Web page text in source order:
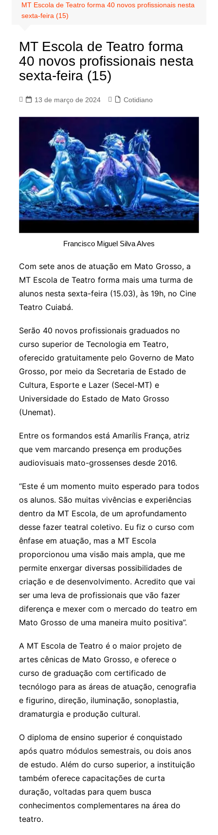
MT Escola de Teatro forma 40 novos profissionais nesta
sexta-feira (15)
MT Escola de Teatro forma
40 novos profissionais nesta
sexta-feira (15)
13 de março de 2024 Cotidiano
Francisco Miguel Silva Alves
Com sete anos de atuação em Mato Grosso, a
MT Escola de Teatro forma mais uma turma de
alunos nesta sexta-feira (15.03), às 19h, no Cine
Teatro Cuiabá.
Serão 40 novos profissionais graduados no
curso superior de Tecnologia em Teatro,
oferecido gratuitamente pelo Governo de Mato
Grosso, por meio da Secretaria de Estado de
Cultura, Esporte e Lazer (Secel-MT) e
Universidade do Estado de Mato Grosso
(Unemat).
Entre os formandos está Amarílis França, atriz
que vem marcando presença em produções
audiovisuais mato-grossenses desde 2016.
“Este é um momento muito esperado para todos
os alunos. São muitas vivências e experiências
dentro da MT Escola, de um aprofundamento
desse fazer teatral coletivo. Eu fiz o curso com
ênfase em atuação, mas a MT Escola
proporcionou uma visão mais ampla, que me
permite enxergar diversas possibilidades de
criação e de desenvolvimento. Acredito que vai
ser uma leva de profissionais que vão fazer
diferença e mexer com o mercado do teatro em
Mato Grosso de uma maneira muito positiva”.
A MT Escola de Teatro é o maior projeto de
artes cênicas de Mato Grosso, e oferece o
curso de graduação com certificado de
tecnólogo para as áreas de atuação, cenografia
e figurino, direção, iluminação, sonoplastia,
dramaturgia e produção cultural.
O diploma de ensino superior é conquistado
após quatro módulos semestrais, ou dois anos
de estudo. Além do curso superior, a instituição
também oferece capacitações de curta
duração, voltadas para quem busca
conhecimentos complementares na área do
teatro.